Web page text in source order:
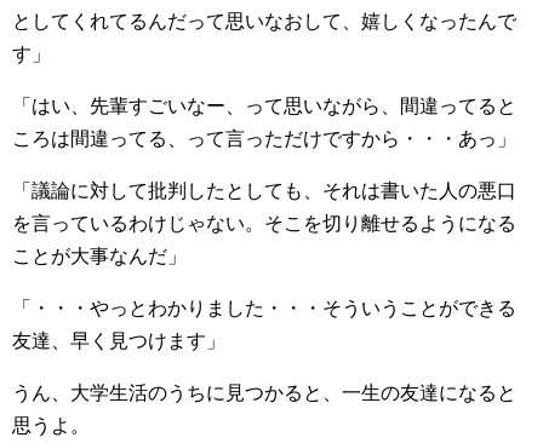
としてくれてるんだって思いなおして、嬉しくなったんで
す」
「はい、先輩すごいなー、って思いながら、間違ってると
ころは間違ってる、って言っただけですから・・・あっ」
「議論に対して批判したとしても、それは書いた人の悪口
を言っているわけじゃない。そこを切り離せるようになる
ことが大事なんだ」
「・・・やっとわかりました・・・そういうことができる
友達、早く見つけます」
うん、大学生活のうちに見つかると、一生の友達になると
思うよ。